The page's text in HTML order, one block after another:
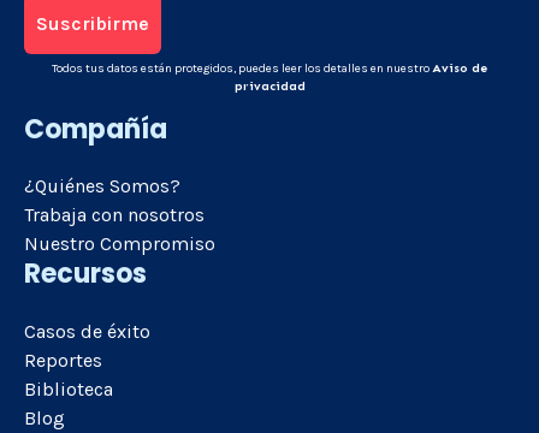
Todos tus datos están protegidos, puedes leer los detalles en nuestroAviso de
privacidad
Compañía
¿Quiénes Somos?
Trabaja con nosotros
Nuestro Compromiso
Recursos
Casos de éxito
Reportes
Biblioteca
Blog